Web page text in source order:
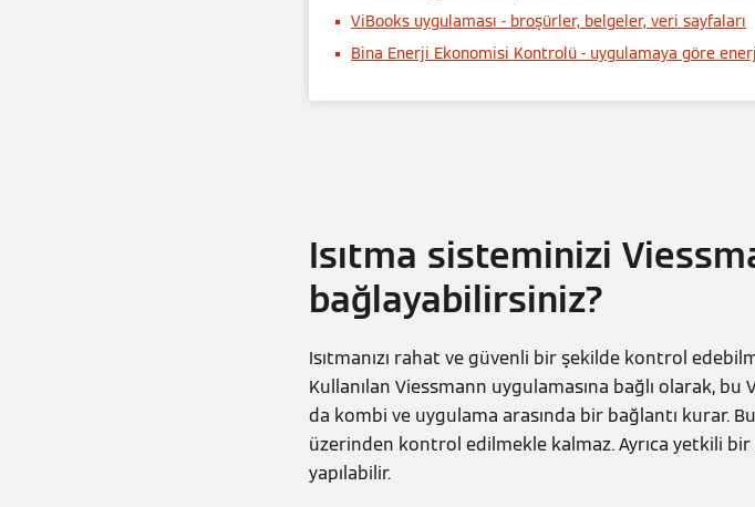
ViBooks uygulaması - broşürler, belgeler, veri sayfaları
Bina Enerji Ekonomisi Kontrolü - uygulamaya göre
Isıtma sisteminizi
bağlayabilirsiniz?
Isıtmanızı rahat ve güvenli bir şekilde kontrol
Kullanılan Viessmann uygulamasına bağlı olarak,
da kombi ve uygulama arasında bir bağlantı kurar.
üzerinden kontrol edilmekle kalmaz. Ayrıca yetkili
yapılabilir.